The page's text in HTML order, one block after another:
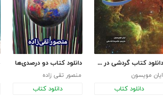
دانلود کتاب گردشی در جهان
ایان مویسون
دانلود کتاب
دانلود کتاب دو درصدی‌ها
منصور تقی زاده
دانلود کتاب